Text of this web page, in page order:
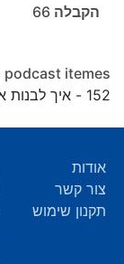
הקבלה 66
podcast itemes
152 - איך לבנות אמון? עם ד"ר תומר בקלש
אודות
צור קשר
תקנון שימוש